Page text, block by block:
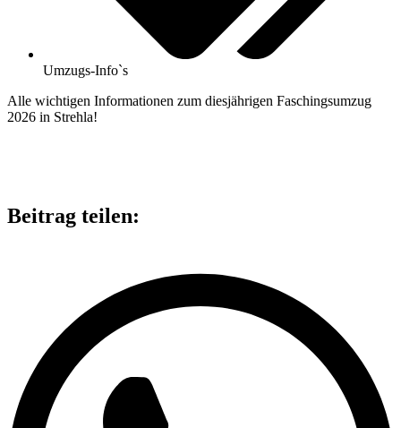
Umzugs-Info`s
Alle wichtigen Informationen zum diesjährigen Faschingsumzug
2026 in Strehla!
Beitrag teilen: